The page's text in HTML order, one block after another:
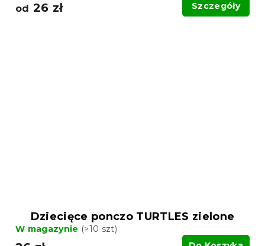
od 26 zł Szczegóły
Dziecięce ponczo TURTLES zielone
W magazynie (>10 szt)